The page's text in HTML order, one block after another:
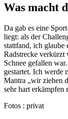
Was macht
Da gab es eine
liegt: als der
stattfand, ich glaube
Radstrecke verkürzt
Schnee gefallen
gestartet. Ich werde
Mantra „wir ziehen
sehr hart erkämpfen
Fotos : privat